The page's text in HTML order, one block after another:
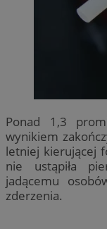
Ponad 1,3
wynikiem
letniej kierującej
nie ustąpiła
jadącemu
zderzenia.